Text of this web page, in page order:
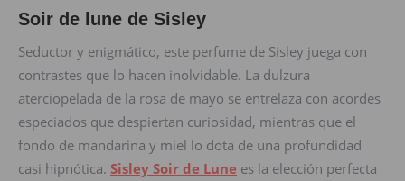
Soir de lune de Sisley
Seductor y enigmático, este perfume de Sisley juega con
contrastes que lo hacen inolvidable. La dulzura
aterciopelada de la rosa de mayo se entrelaza con acordes
especiados que despiertan curiosidad, mientras que el
fondo de mandarina y miel lo dota de una profundidad
casi hipnótica. Sisley Soir de Lune es la elección perfecta